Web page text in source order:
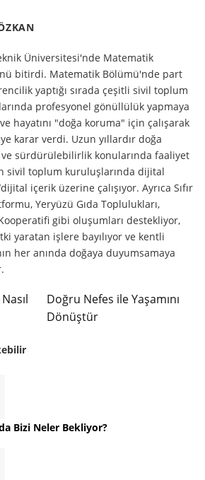
Üniversitesi'nde Matematik
bitirdi. Matematik Bölümü'nde part
yaptığı sırada çeşitli sivil toplum
profesyonel gönüllülük yapmaya
hayatını "doğa koruma" için çalışarak
karar verdi. Uzun yıllardır doğa
sürdürülebilirlik konularında faaliyet
sivil toplum kuruluşlarında dijital
içerik üzerine çalışıyor. Ayrıca Sıfır
Yeryüzü Gıda Toplulukları,
gibi oluşumları destekliyor,
yaratan işlere bayılıyor ve kentli
her anında doğaya duyumsamaya
Doğru Nefes ile Yaşamını
Dönüştür
Bizi Neler Bekliyor?